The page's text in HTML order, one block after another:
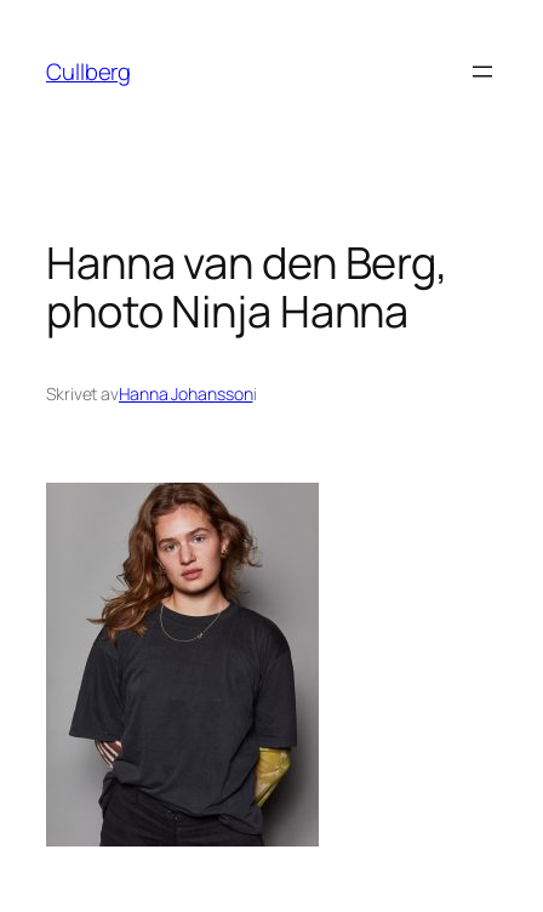
innehåll
Cullberg
Hanna van den Berg,
photo Ninja Hanna
Skrivet avHanna Johanssoni